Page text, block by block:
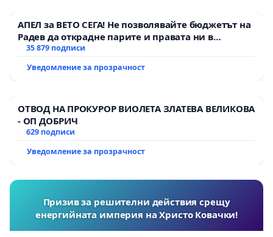
АПЕЛ за ВЕТО СЕГА! Не позволявайте бюджетът на
Радев да открадне парите и правата ни в
тъмното
35 879 подписи
Уведомление за прозрачност
ОТВОД НА ПРОКУРОР ВИОЛЕТА ЗЛАТЕВА ВЕЛИКОВА
- ОП ДОБРИЧ
629 подписи
Уведомление за прозрачност
Призив за решителни действия срещу
енергийната империя на Христо Ковачки!